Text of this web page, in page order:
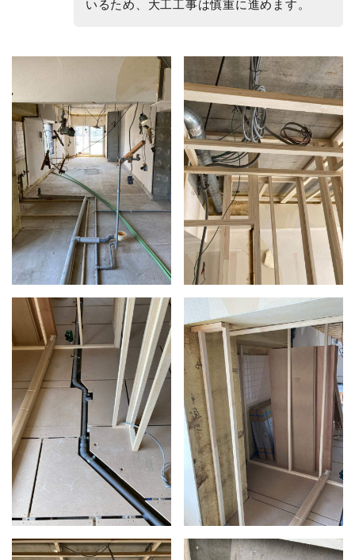
いるため、大工工事は慎重に進めます。